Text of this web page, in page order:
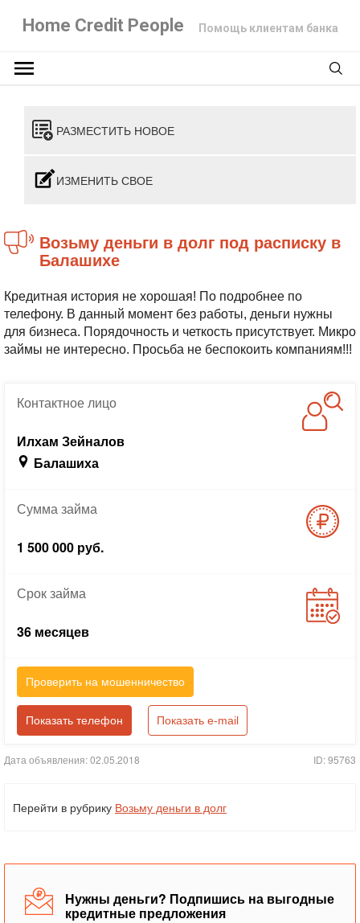
Home Credit People Помощь клиентам банка
РАЗМЕСТИТЬ НОВОЕ
ИЗМЕНИТЬ СВОЕ
Возьму деньги в долг под расписку в
Балашихе
Кредитная история не хорошая! По подробнее по
телефону. В данный момент без работы, деньги нужны
для бизнеса. Порядочность и четкость присутствует. Микро
займы не интересно. Просьба не беспокоить компаниям!!!
Контактноелицо
Илхам Зейналов
Балашиха
Суммазайма
1 500 000 руб.
Срокзайма
36 месяцев
Проверить на мошенничество
Показать телефон Показать e-mail
Дата объявления: 02.05.2018 ID: 95763
Перейти в рубрику Возьму деньги в долг
Нужны деньги? Подпишись на выгодные
кредитные предложения